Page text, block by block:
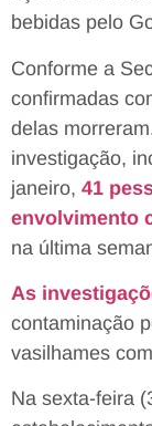
bebidas pelo
Conforme a
confirmadas
delas
investigação,
janeiro, 41
envolvimento
na última
As
contaminação
vasilhames
Na sexta-feira